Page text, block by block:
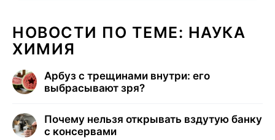
НОВОСТИ ПО ТЕМЕ: НАУКА
ХИМИЯ
Арбуз с трещинами внутри: его
выбрасывают зря?
Почему нельзя открывать вздутую банку
с консервами